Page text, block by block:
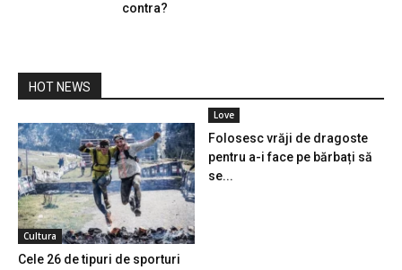
contra?
HOT NEWS
Cultura
Cele 26 de tipuri de sporturi
Love
Folosesc vrăji de dragoste
pentru a-i face pe bărbați să
se...